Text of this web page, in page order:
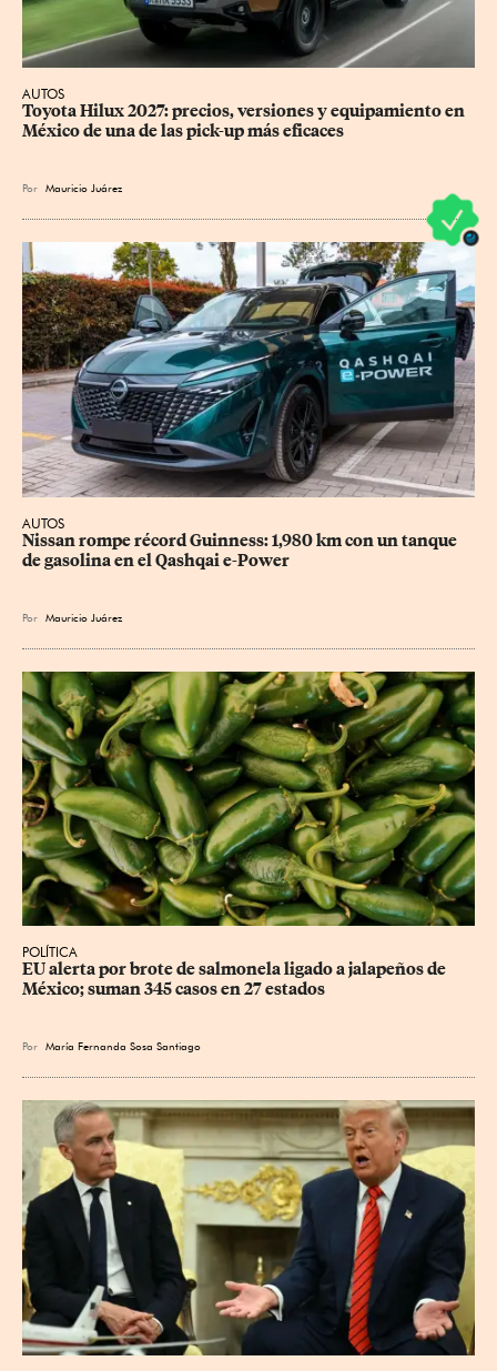
AUTOS
Toyota Hilux 2027: precios, versiones y equipamiento en
México de una de las pick-up más eficaces
Por Mauricio Juárez
AUTOS
Nissan rompe récord Guinness: 1,980 km con un tanque
de gasolina en el Qashqai e-Power
Por Mauricio Juárez
POLÍTICA
EU alerta por brote de salmonela ligado a jalapeños de
México; suman 345 casos en 27 estados
Por María Fernanda Sosa Santiago